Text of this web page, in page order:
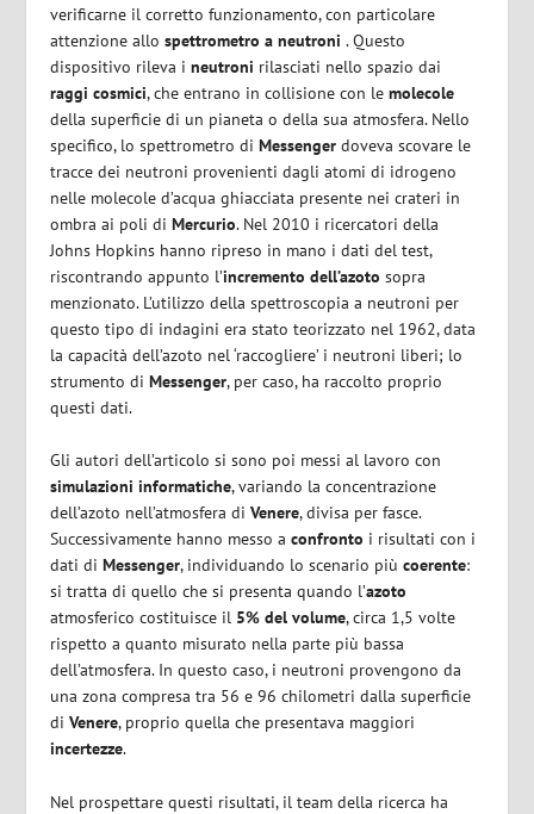
verificarne il corretto funzionamento, con particolare
attenzione allospettrometro a neutroni. Questo
dispositivo rileva ineutroni rilasciati nello spazio dai
raggi cosmici, che entrano in collisione con lemolecole
della superficie di un pianeta o della sua atmosfera. Nello
specifico, lo spettrometro diMessenger doveva scovare le
tracce dei neutroni provenienti dagli atomi di idrogeno
nelle molecole d’acqua ghiacciata presente nei crateri in
ombra ai poli diMercurio. Nel 2010 i ricercatori della
Johns Hopkins hanno ripreso in mano i dati del test,
riscontrando appunto l’incremento dell’azoto sopra
menzionato. L’utilizzo della spettroscopia a neutroni per
questo tipo di indagini era stato teorizzato nel 1962, data
la capacità dell’azoto nel ‘raccogliere’ i neutroni liberi; lo
strumento diMessenger, per caso, ha raccolto proprio
questi dati.
Gli autori dell’articolo si sono poi messi al lavoro con
simulazioni informatiche, variando la concentrazione
dell’azoto nell’atmosfera diVenere, divisa per fasce.
Successivamente hanno messo aconfronto i risultati con i
dati diMessenger, individuando lo scenario piùcoerente:
si tratta di quello che si presenta quando l’azoto
atmosferico costituisce il 5% del volume, circa 1,5 volte
rispetto a quanto misurato nella parte più bassa
dell’atmosfera. In questo caso, i neutroni provengono da
una zona compresa tra 56 e 96 chilometri dalla superficie
diVenere, proprio quella che presentava maggiori
incertezze.
Nel prospettare questi risultati, il team della ricerca ha